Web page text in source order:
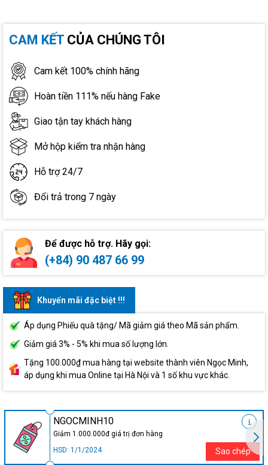
CAM KẾT CỦA CHÚNG TÔI
Cam kết 100% chính hãng
Hoàn tiền 111% nếu hàng Fake
Giao tận tay khách hàng
Mở hộp kiểm tra nhận hàng
Hỗ trợ 24/7
Đổi trả trong 7 ngày
Để được hỗ trợ. Hãy gọi:
(+84) 90 487 66 99
Khuyến mãi đặc biệt !!!
Áp dụng Phiếu quà tặng/ Mã giảm giá theo Mã sản phẩm.
Giảm giá 3% - 5% khi mua số lượng lớn.
Tặng 100.000₫ mua hàng tại website thành viên Ngọc Minh,
áp dụng khi mua Online tại Hà Nội và 1 số khu vực khác.
NGOCMINH10
Giảm 1.000.000đ giá trị đơn hàng
HSD: 1/1/2024
Sao chép